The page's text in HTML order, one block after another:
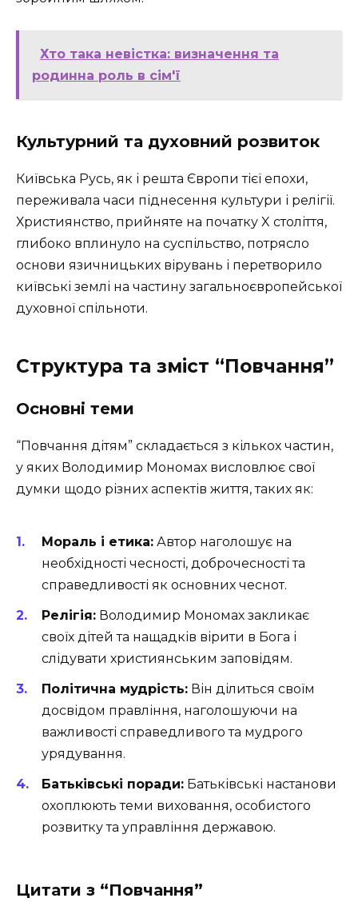
Хто така невістка: визначення та
родинна роль в сім'ї
Культурний та духовний розвиток
Київська Русь, як і решта Європи тієї епохи,
переживала часи піднесення культури і релігії.
Християнство, прийняте на початку X століття,
глибоко вплинуло на суспільство, потрясло
основи язичницьких вірувань і перетворило
київські землі на частину загальноєвропейської
духовної спільноти.
Структура та зміст “Повчання”
Основні теми
“Повчання дітям” складається з кількох частин,
у яких Володимир Мономах висловлює свої
думки щодо різних аспектів життя, таких як:
Мораль і етика: Автор наголошує на
необхідності чесності, доброчесності та
справедливості як основних чеснот.
Релігія: Володимир Мономах закликає
своїх дітей та нащадків вірити в Бога і
слідувати християнським заповідям.
Політична мудрість: Він ділиться своїм
досвідом правління, наголошуючи на
важливості справедливого та мудрого
урядування.
Батьківські поради: Батьківські настанови
охоплюють теми виховання, особистого
розвитку та управління державою.
Цитати з “Повчання”